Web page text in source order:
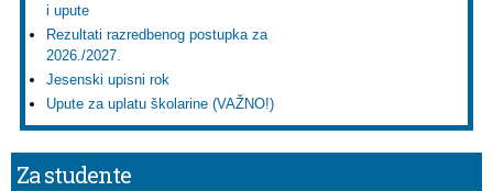
i upute
Rezultati razredbenog postupka za
2026./2027.
Jesenski upisni rok
Upute za uplatu školarine (VAŽNO!)
Za studente